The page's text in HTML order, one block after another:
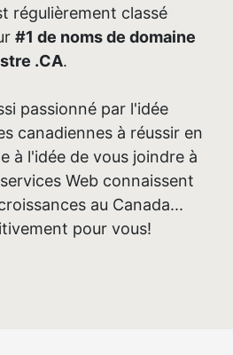
régulièrement classé
#1 de noms de domaine
.CA.
passionné par l'idée
canadiennes à réussir en
à l'idée de vous joindre à
Web connaissent
au Canada...
pour vous!